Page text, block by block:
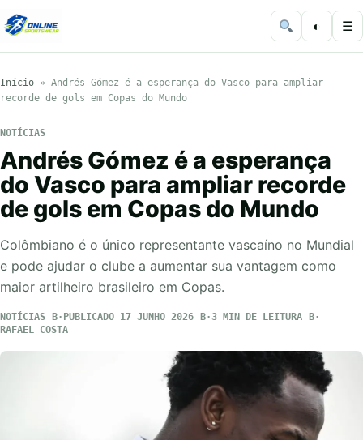
◐ ☰
Início » Andrés Gómez é a esperança do Vasco para ampliar
recorde de gols em Copas do Mundo
NOTÍCIAS
Andrés Gómez é a esperança
do Vasco para ampliar recorde
de gols em Copas do Mundo
Colômbiano é o único representante vascaíno no Mundial
e pode ajudar o clube a aumentar sua vantagem como
maior artilheiro brasileiro em Copas.
NOTÍCIAS PUBLICADO 17 JUNHO 2026
3 MIN DE LEITURA
RAFAEL COSTA